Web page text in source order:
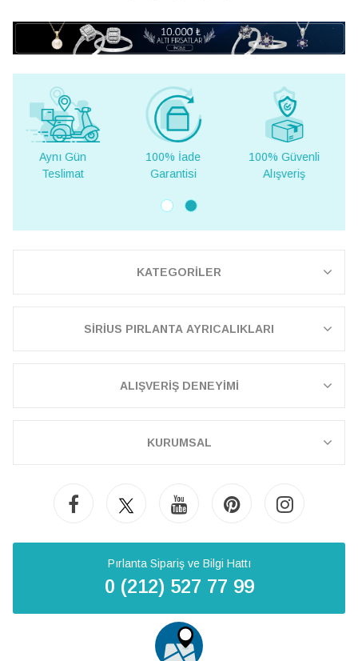
100% İade
Garantisi
100% Güvenli
Alışveriş
Yurt Dışına
Teslimat
KATEGORİLER
SİRİUS PIRLANTA AYRICALIKLARI
ALIŞVERİŞ DENEYİMİ
KURUMSAL
Pırlanta Sipariş ve Bilgi Hattı
0 (212) 527 77 99